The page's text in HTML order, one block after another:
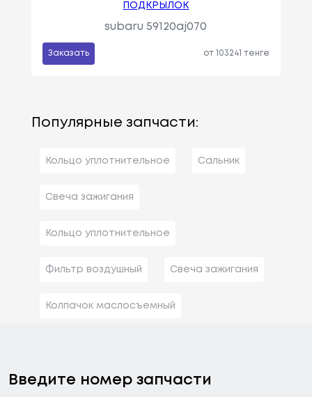
ПОДКРЫЛОК
subaru 59120aj070
Заказать от 103241 тенге
Популярные запчасти:
Кольцо уплотнительное Сальник
Свеча зажигания
Кольцо уплотнительное
Фильтр воздушный Свеча зажигания
Колпачок маслосъемный
Введите номер запчасти